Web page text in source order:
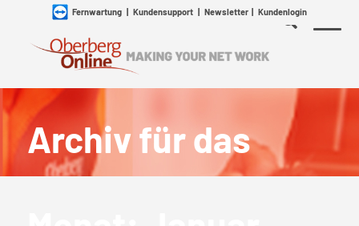
Fernwartung| Kundensupport| Newsletter| Kundenlogin
Archiv für das